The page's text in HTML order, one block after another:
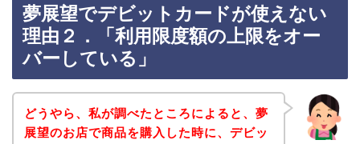
夢展望でデビットカードが使えない
理由２．「利用限度額の上限をオー
バーしている」
どうやら、私が調べたところによると、夢
展望のお店で商品を購入した時に、デビッ